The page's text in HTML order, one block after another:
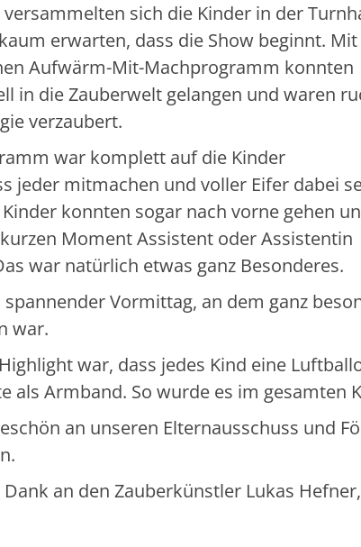
sich die Kinder in der
erwarten, dass die Show beginnt. Mit
Aufwärm-Mit-Machprogramm konnten
in die Zauberwelt gelangen und waren
verzaubert.
war komplett auf die Kinder
jeder mitmachen und voller Eifer dabei
konnten sogar nach vorne gehen
Moment Assistent oder Assistentin
war natürlich etwas ganz Besonderes.
spannender Vormittag, an dem ganz
war.
war, dass jedes Kind eine
als Armband. So wurde es im gesamten
an unseren Elternausschuss und
an den Zauberkünstler Lukas